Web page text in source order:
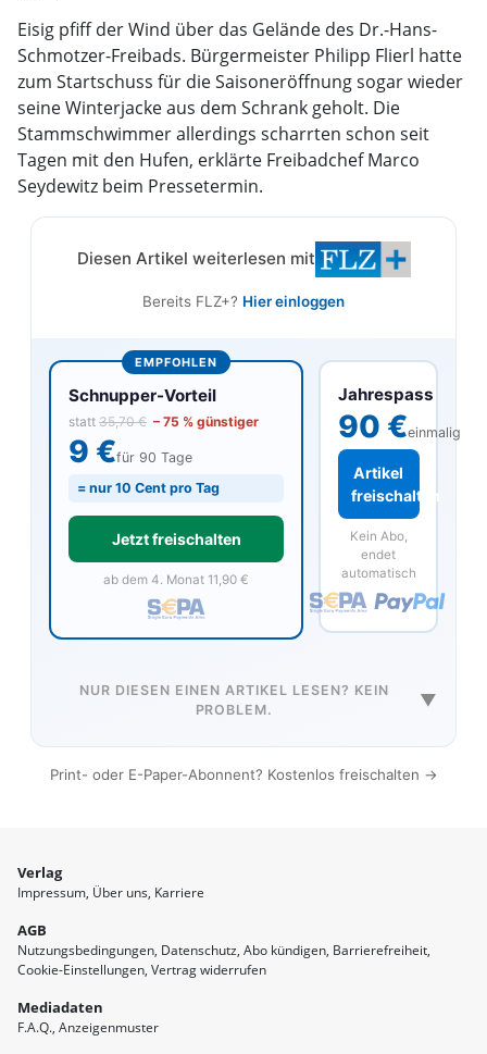
Eisig pfiff der Wind über das Gelände des Dr.-Hans-
Schmotzer-Freibads. Bürgermeister Philipp Flierl hatte
zum Startschuss für die Saisoneröffnung sogar wieder
seine Winterjacke aus dem Schrank geholt. Die
Stammschwimmer allerdings scharrten schon seit
Tagen mit den Hufen, erklärte Freibadchef Marco
Seydewitz beim Pressetermin.
Diesen Artikel weiterlesen mit
Bereits FLZ+? Hier einloggen
Jahrespass
90 €einmalig
Artikel
freischalten
Kein Abo,
endet
automatisch
EMPFOHLEN
Schnupper-Vorteil
statt 35,70 € – 75 % günstiger
9 €für 90 Tage
= nur 10 Cent pro Tag
Jetzt freischalten
ab dem 4. Monat 11,90 €
NUR DIESEN EINEN ARTIKEL LESEN? KEIN
PROBLEM.
▼
Print- oder E-Paper-Abonnent? Kostenlos freischalten →
Verlag
Impressum Über uns Karriere
AGB
Nutzungsbedingungen Datenschutz Abo kündigen Barrierefreiheit
Cookie-Einstellungen Vertrag widerrufen
Mediadaten
F.A.Q. Anzeigenmuster